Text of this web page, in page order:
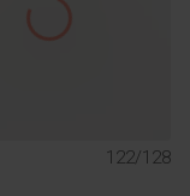
122/128